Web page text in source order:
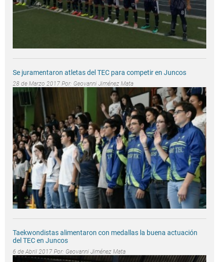
Se juramentaron atletas del TEC para competir en Juncos
28 de Marzo 2017 Por: Geovanni Jiménez Mata
Taekwondistas alimentaron con medallas la buena actuación
del TEC en Juncos
6 de Abril 2017 Por: Geovanni Jiménez Mata